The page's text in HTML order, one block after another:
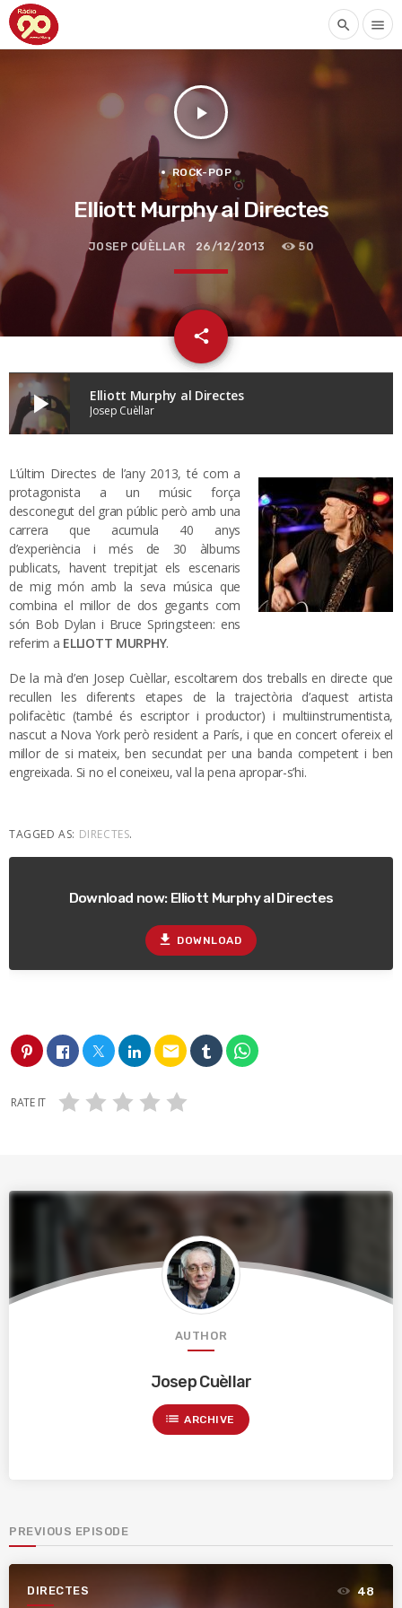
search menu
play_arrow
ROCK-POP
Elliott Murphy al Directes
JOSEP CUÈLLAR 26/12/2013 50
share
email
play_arrow Elliott Murphy al Directes
Josep Cuèllar
L’últim Directes de l’any 2013, té com a
protagonista a un músic força
desconegut del gran públic però amb una
carrera que acumula 40 anys
d’experiència i més de 30 àlbums
publicats, havent trepitjat els escenaris
de mig món amb la seva música que
combina el millor de dos gegants com
són Bob Dylan i Bruce Springsteen: ens
referim a ELLIOTT MURPHY.
De la mà d’en Josep Cuèllar, escoltarem dos treballs en directe que
recullen les diferents etapes de la trajectòria d’aquest artista
polifacètic (també és escriptor i productor) i multiinstrumentista,
nascut a Nova York però resident a París, i que en concert ofereix el
millor de si mateix, ben secundat per una banda competent i ben
engreixada. Si no el coneixeu, val la pena apropar-s’hi.
TAGGED AS: DIRECTES.
Download now: Elliott Murphy al Directes
file_download DOWNLOAD
email
RATE IT
AUTHOR
Josep Cuèllar
list ARCHIVE
PREVIOUS EPISODE
DIRECTES 48